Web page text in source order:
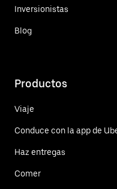
Inversionistas
Blog
Productos
Viaje
Conduce con la app de
Haz entregas
Comer